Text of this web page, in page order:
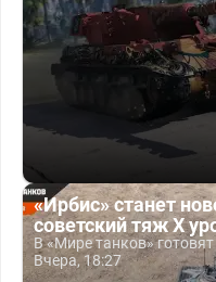
«Ирбис» станет
советский тяж X
В «Мире танков»
Вчера, 18:27